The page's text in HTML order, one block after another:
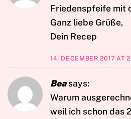
Friedenspfeife mit
Ganz liebe Grüße,
Dein Recep
14. DECEMBER 2017 AT
Bea says:
Warum
weil ich schon das